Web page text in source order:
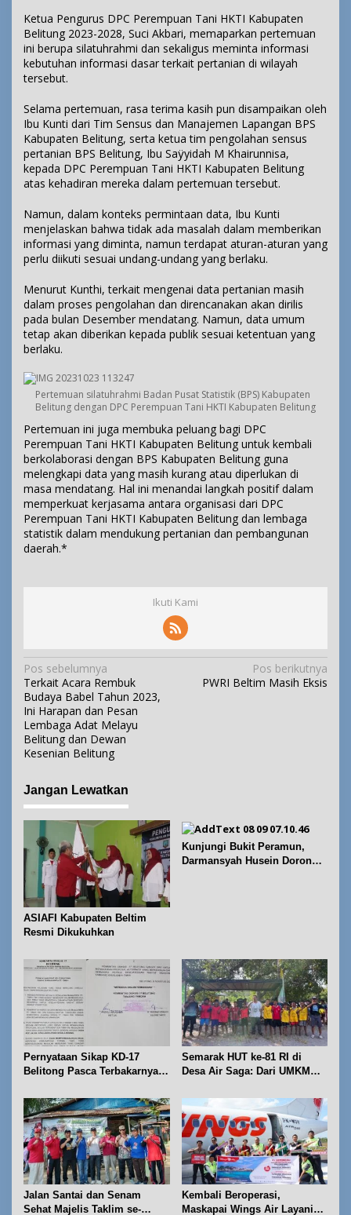
Ketua Pengurus DPC Perempuan Tani HKTI Kabupaten
Belitung 2023-2028, Suci Akbari, memaparkan pertemuan
ini berupa silatuhrahmi dan sekaligus meminta informasi
kebutuhan informasi dasar terkait pertanian di wilayah
tersebut.
Selama pertemuan, rasa terima kasih pun disampaikan oleh
Ibu Kunti dari Tim Sensus dan Manajemen Lapangan BPS
Kabupaten Belitung, serta ketua tim pengolahan sensus
pertanian BPS Belitung, Ibu Saÿyidah M Khairunnisa,
kepada DPC Perempuan Tani HKTI Kabupaten Belitung
atas kehadiran mereka dalam pertemuan tersebut.
Namun, dalam konteks permintaan data, Ibu Kunti
menjelaskan bahwa tidak ada masalah dalam memberikan
informasi yang diminta, namun terdapat aturan-aturan yang
perlu diikuti sesuai undang-undang yang berlaku.
Menurut Kunthi, terkait mengenai data pertanian masih
dalam proses pengolahan dan direncanakan akan dirilis
pada bulan Desember mendatang. Namun, data umum
tetap akan diberikan kepada publik sesuai ketentuan yang
berlaku.
Pertemuan silatuhrahmi Badan Pusat Statistik (BPS) Kabupaten
Belitung dengan DPC Perempuan Tani HKTI Kabupaten Belitung
Pertemuan ini juga membuka peluang bagi DPC
Perempuan Tani HKTI Kabupaten Belitung untuk kembali
berkolaborasi dengan BPS Kabupaten Belitung guna
melengkapi data yang masih kurang atau diperlukan di
masa mendatang. Hal ini menandai langkah positif dalam
memperkuat kerjasama antara organisasi dari DPC
Perempuan Tani HKTI Kabupaten Belitung dan lembaga
statistik dalam mendukung pertanian dan pembangunan
daerah.*
Ikuti Kami
N
a
v
i
g
s
i
p
s
Pos sebelumnya
Terkait Acara Rembuk
Budaya Babel Tahun 2023,
Ini Harapan dan Pesan
Lembaga Adat Melayu
Belitung dan Dewan
Kesenian Belitung
Pos berikutnya
PWRI Beltim Masih Eksis
Jangan Lewatkan
ASIAFI Kabupaten Beltim
Resmi Dikukuhkan
Kunjungi Bukit Peramun,
Darmansyah Husein Dorong
Pernyataan Sikap KD-17
Belitong Pasca Terbakarnya
Semarak HUT ke-81 RI di
Desa Air Saga: Dari UMKM
Jalan Santai dan Senam
Sehat Majelis Taklim se-
Kembali Beroperasi,
Maskapai Wings Air Layani